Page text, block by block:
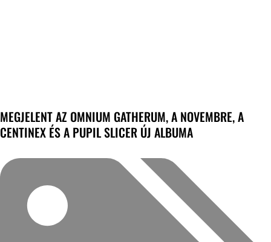
MEGJELENT AZ OMNIUM GATHERUM, A NOVEMBRE, A
CENTINEX ÉS A PUPIL SLICER ÚJ ALBUMA